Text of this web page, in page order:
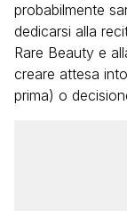
probabilmente
dedicarsi alla
Rare Beauty e
creare attesa
prima) o